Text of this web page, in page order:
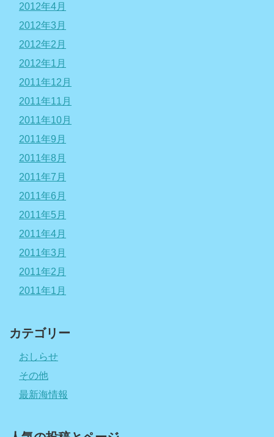
2012年4月
2012年3月
2012年2月
2012年1月
2011年12月
2011年11月
2011年10月
2011年9月
2011年8月
2011年7月
2011年6月
2011年5月
2011年4月
2011年3月
2011年2月
2011年1月
カテゴリー
おしらせ
その他
最新海情報